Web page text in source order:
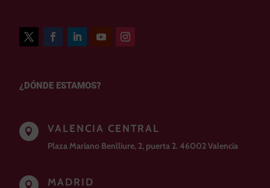
¿DÓNDE ESTAMOS?
 VALENCIA CENTRAL
Plaza Mariano Benlliure, 2, puerta 2. 46002 Valencia
 MADRID